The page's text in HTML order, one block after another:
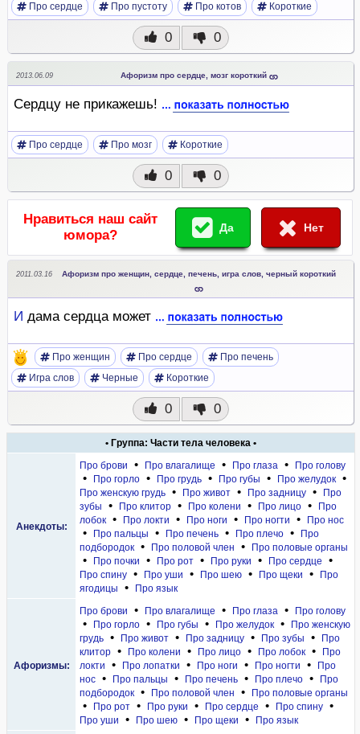
Про сердце Про пустоту Про котов Короткие
0 0
2013.06.09 Афоризм про сердце, мозг короткий
Сердцу не прикажешь!
Про сердце Про мозг Короткие
0 0
Нравиться наш сайт
юмора?
Да Нет
2011.03.16 Афоризм про женщин, сердце, печень, игра слов, черный короткий
И дама сердца может
Про женщин Про сердце
Про печень
Игра слов
Черные Короткие
0 0
• Группа: Части тела человека •
Анекдоты:
Про брови • Про влагалище • Про глаза • Про голову
• Про горло • Про грудь • Про губы • Про желудок •
Про женскую грудь • Про живот • Про задницу •
Про
зубы
• Про клитор • Про колени • Про лицо •
Про
лобок • Про локти • Про ноги • Про ногти • Про нос
• Про пальцы • Про печень • Про плечо •
Про
подбородок • Про половой член • Про половые органы
• Про почки • Про рот • Про руки • Про сердце •
Про спину • Про уши • Про шею • Про щеки •
Про
ягодицы
• Про язык
Афоризмы:
Про брови • Про влагалище • Про глаза • Про голову
• Про горло • Про губы • Про желудок •
Про женскую
грудь • Про живот • Про задницу • Про зубы •
Про
клитор • Про колени • Про лицо • Про лобок •
Про
локти
• Про лопатки • Про ноги • Про ногти •
Про
нос • Про пальцы • Про печень • Про плечо •
Про
подбородок • Про половой член • Про половые органы
• Про рот • Про руки • Про сердце • Про спину •
Про уши • Про шею • Про щеки • Про язык